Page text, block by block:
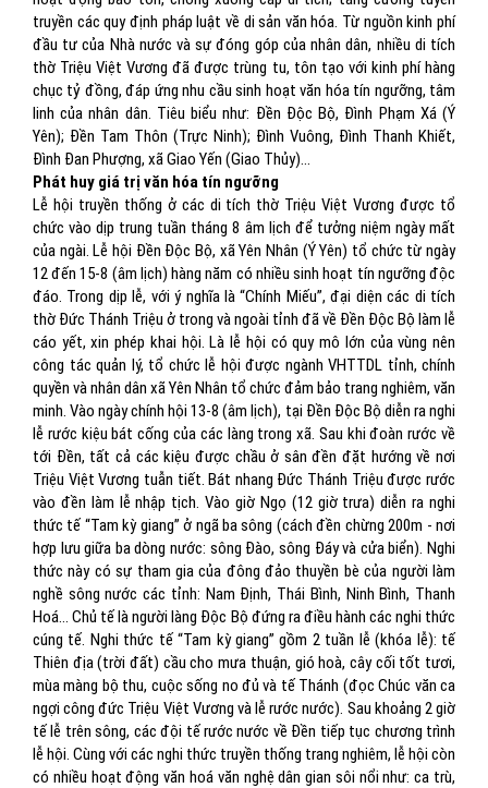
truyền các quy định pháp luật về di sản văn hóa. Từ nguồn kinh phí
đầu tư của Nhà nước và sự đóng góp của nhân dân, nhiều di tích
thờ Triệu Việt Vương đã được trùng tu, tôn tạo với kinh phí hàng
chục tỷ đồng, đáp ứng nhu cầu sinh hoạt văn hóa tín ngưỡng, tâm
linh của nhân dân. Tiêu biểu như: Đền Độc Bộ, Đình Phạm Xá (Ý
Yên); Đền Tam Thôn (Trực Ninh); Đình Vuông, Đình Thanh Khiết,
Đình Đan Phượng, xã Giao Yến (Giao Thủy)…
Phát huy giá trị văn hóa tín ngưỡng
Lễ hội truyền thống ở các di tích thờ Triệu Việt Vương được tổ
chức vào dịp trung tuần tháng 8 âm lịch để tưởng niệm ngày mất
của ngài. Lễ hội Đền Độc Bộ, xã Yên Nhân (Ý Yên) tổ chức từ ngày
12 đến 15-8 (âm lịch) hàng năm có nhiều sinh hoạt tín ngưỡng độc
đáo. Trong dịp lễ, với ý nghĩa là “Chính Miếu”, đại diện các di tích
thờ Đức Thánh Triệu ở trong và ngoài tỉnh đã về Đền Độc Bộ làm lễ
cáo yết, xin phép khai hội. Là lễ hội có quy mô lớn của vùng nên
công tác quản lý, tổ chức lễ hội được ngành VHTTDL tỉnh, chính
quyền và nhân dân xã Yên Nhân tổ chức đảm bảo trang nghiêm, văn
minh. Vào ngày chính hội 13-8 (âm lịch), tại Đền Độc Bộ diễn ra nghi
lễ rước kiệu bát cống của các làng trong xã. Sau khi đoàn rước về
tới Đền, tất cả các kiệu được chầu ở sân đền đặt hướng về nơi
Triệu Việt Vương tuẫn tiết. Bát nhang Đức Thánh Triệu được rước
vào đền làm lễ nhập tịch. Vào giờ Ngọ (12 giờ trưa) diễn ra nghi
thức tế “Tam kỳ giang” ở ngã ba sông (cách đền chừng 200m - nơi
hợp lưu giữa ba dòng nước: sông Đào, sông Đáy và cửa biển). Nghi
thức này có sự tham gia của đông đảo thuyền bè của người làm
nghề sông nước các tỉnh: Nam Định, Thái Bình, Ninh Bình, Thanh
Hoá... Chủ tế là người làng Độc Bộ đứng ra điều hành các nghi thức
cúng tế. Nghi thức tế “Tam kỳ giang” gồm 2 tuần lễ (khóa lễ): tế
Thiên địa (trời đất) cầu cho mưa thuận, gió hoà, cây cối tốt tươi,
mùa màng bộ thu, cuộc sống no đủ và tế Thánh (đọc Chúc văn ca
ngợi công đức Triệu Việt Vương và lễ rước nước). Sau khoảng 2 giờ
tế lễ trên sông, các đội tế rước nước về Đền tiếp tục chương trình
lễ hội. Cùng với các nghi thức truyền thống trang nghiêm, lễ hội còn
có nhiều hoạt động văn hoá văn nghệ dân gian sôi nổi như: ca trù,